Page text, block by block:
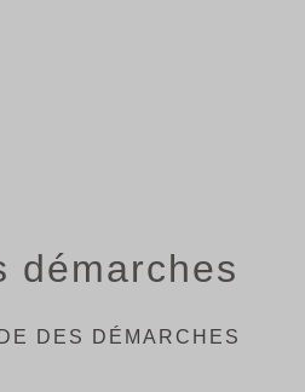
démarches
DES DÉMARCHES